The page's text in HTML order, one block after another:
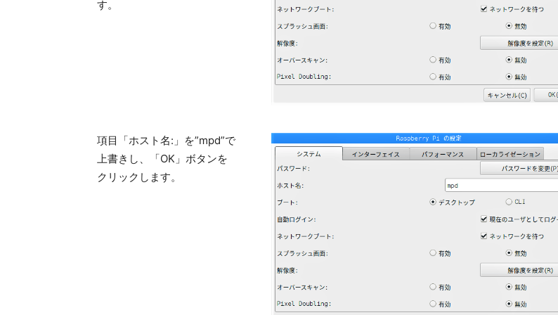
す。
項目「ホスト名:」を”mpd”で
上書きし、「OK」ボタンを
クリックします。